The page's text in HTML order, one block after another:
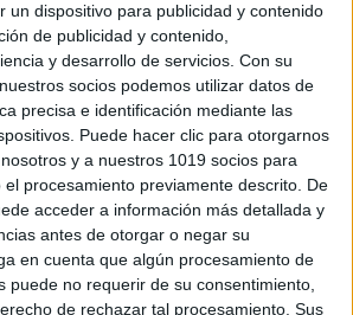
un dispositivo para publicidad y contenido
de publicidad y contenido,
y desarrollo de servicios. Con su
socios podemos utilizar datos de
precisa e identificación mediante las
Puede hacer clic para otorgarnos
y a nuestros 1019 socios para
procesamiento previamente descrito. De
acceder a información más detallada y
antes de otorgar o negar su
en cuenta que algún procesamiento de
puede no requerir de su consentimiento,
de rechazar tal procesamiento. Sus
Primaria Súper pack de
2026
seguimos apostando por
motivadores y fáciles de entender,
alumnado comprenda los
Sociales de forma clara,
Por eso, […]